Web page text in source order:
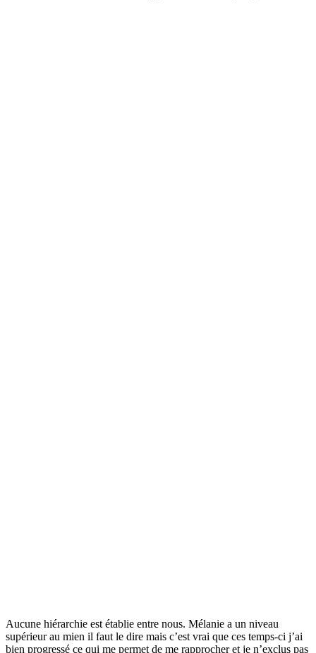
Aucune hiérarchie est établie entre nous. Mélanie a un niveau
supérieur au mien il faut le dire mais c’est vrai que ces temps-ci j’ai
bien progressé ce qui me permet de me rapprocher et je n’exclus pas